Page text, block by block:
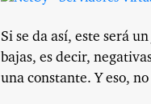
Si se da así, este será
bajas, es decir,
una constante. Y eso,